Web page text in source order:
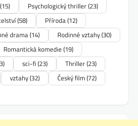
(15) Psychologický thriller(23)
(58) Příroda(12)
drama(14) Rodinné vztahy(30)
Romantická komedie (19)
sci-fi (23) Thriller(23)
vztahy(32) Český film (72)